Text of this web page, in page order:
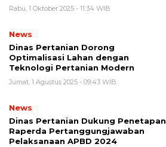
Rabu, 1 Oktober 2025 - 11:34 WIB
News
Dinas Pertanian Dorong
Optimalisasi Lahan dengan
Teknologi Pertanian Modern
Jumat, 1 Agustus 2025 - 09:43 WIB
News
Dinas Pertanian Dukung Penetapan
Raperda Pertanggungjawaban
Pelaksanaan APBD 2024